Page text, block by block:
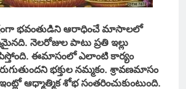
భవంతుడిని ఆరాధించే మాసాలలో
నెలరోజుల పాటు ప్రతి ఇల్లు
ఈమాసంలో ఎలాంటి కార్యం
భక్తుల నమ్మకం. శ్రావణమాసం
ఆధ్మాత్మిక శోభ సంతరించుకుంటుంది.